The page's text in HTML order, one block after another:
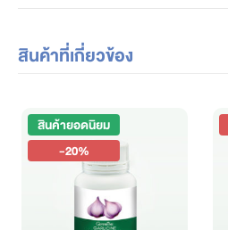
สินค้าที่เกี่ยวข้อง
สินค้ายอดนิยม
-20%